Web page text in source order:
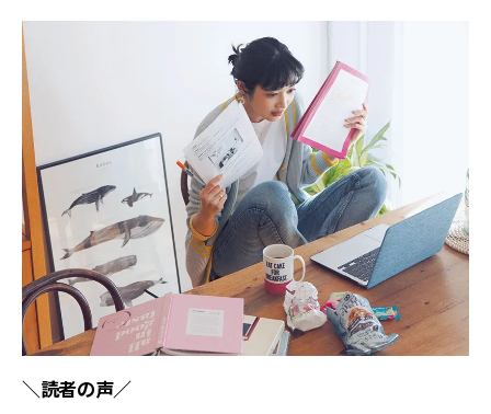
＼読者の声／